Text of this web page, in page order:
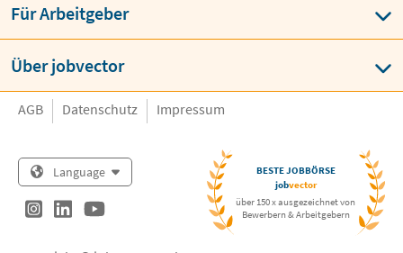
Für Arbeitgeber
Über jobvector
AGB Datenschutz Impressum
Language
BESTE JOBBÖRSE
jobvector
über 150 x ausgezeichnet von
Bewerbern & Arbeitgebern